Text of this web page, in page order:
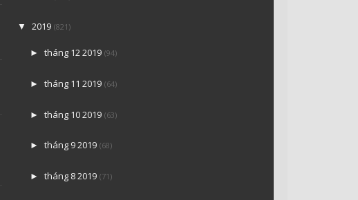
▼ 2019 (821)
► tháng 12 2019 (94)
► tháng 11 2019 (64)
► tháng 10 2019 (63)
► tháng 9 2019 (68)
► tháng 8 2019 (71)